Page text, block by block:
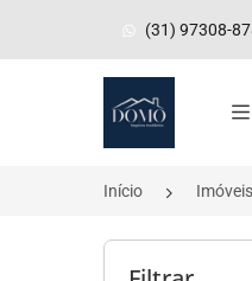
(31) 97308-
Página inicial
Início